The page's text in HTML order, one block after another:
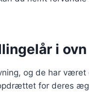
i ovn
og de har
for deres